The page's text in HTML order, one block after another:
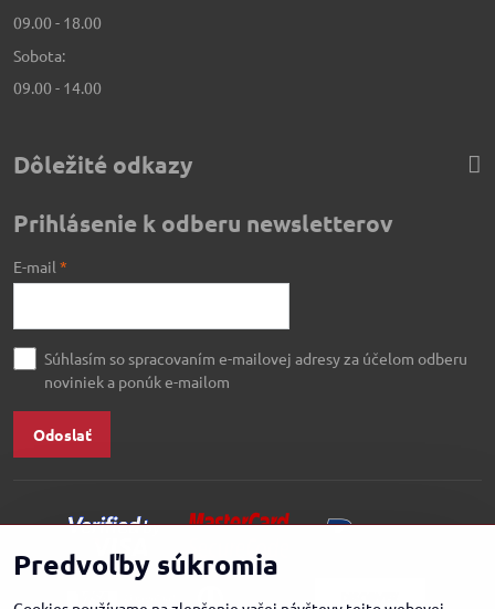
09.00 - 18.00
Sobota:
09.00 - 14.00
Dôležité odkazy
Prihlásenie k odberu newsletterov
E-mail *
Súhlasím so spracovaním e-mailovej adresy za účelom odberu
noviniek a ponúk e-mailom
Odoslať
Predvoľby súkromia